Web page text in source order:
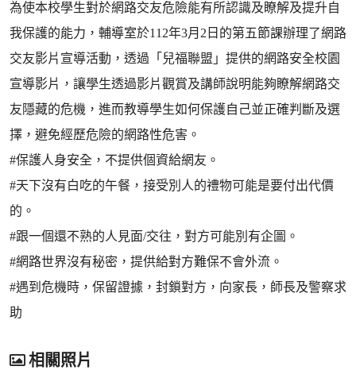
為使本校學生對於網路交友危險能有所認識及瞭解及提升自
我保護的能力，輔導室於112年3月2日的第五節課辦理了網路
交友影片宣導活動，透過「兒福聯盟」提供的網路安全校園
宣導影片，讓學生透過影片觀賞及講師說明能夠瞭解網路交
友隱藏的危機，進而教導學生如何保護自己並正確判斷及選
擇，避免經歷危險的網路性危害。
#保護人身安全，不提供個資給網友。
#天下沒有白吃的午餐，接受別人的禮物可能是要付出代價
的。
#跟一個還不熟的人見面/交往，對方可能別有企圖。
#網路世界沒有秘密，提供給對方難保不會外流。
#遇到危機時，保留證據，封鎖對方，向家長，師長及警察求
助
相關照片